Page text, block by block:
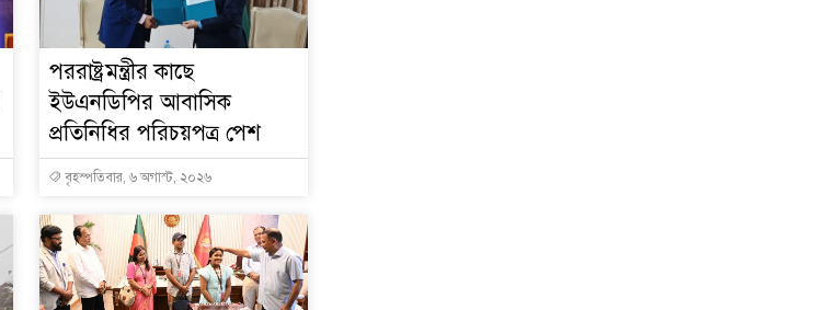
পররাষ্ট্রমন্ত্রীর কা‌ছে
ইউএনডিপির আবাসিক
প্রতিনিধির পরিচয়পত্র পেশ
বৃহস্পতিবার, ৬ অগাস্ট, ২০২৬